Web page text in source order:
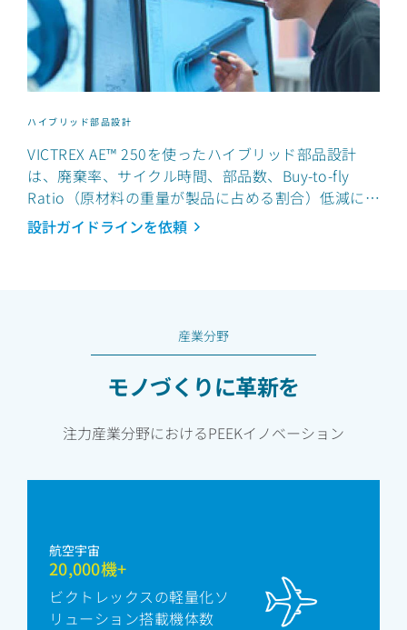
ハイブリッド部品設計
VICTREX AE™ 250を使ったハイブリッド部品設計
は、廃棄率、サイクル時間、部品数、Buy-to-fly
Ratio（原材料の重量が製品に占める割合）低減につ
ながる可能性があります。
設計ガイドラインを依頼
産業分野
モノづくりに革新を
注力産業分野におけるPEEKイノベーション
航空宇宙
20,000機+
ビクトレックスの軽量化ソ
リューション搭載機体数